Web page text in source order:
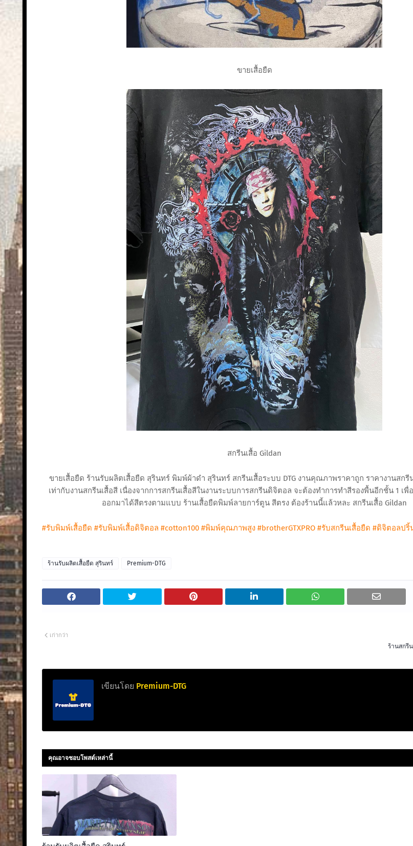
ขายเสื้อยืด
สกรีนเสื้อ Gildan
ขายเสื้อยืด ร้านรับผลิตเสื้อยืด สุรินทร์ พิมพ์ผ้าดำ สุรินทร์ สกรีนเสื้อระบบ DTG งานคุณภาพราคาถูก ราคางานสกรี
เท่ากับงานสกรีนเสื้อสี เนื่องจากการสกรีนเสื้อสีในงานระบบการสกรีนดิจิตอล จะต้องทำการทำสีรองพื้นอีกชั้น 1 เพื่
ออกมาได้สีตรงตามแบบ ร้านเสื้อยืดพิมพ์ลายการ์ตูน สีตรง ต้องร้านนี้แล้วหละ สกรีนเสื้อ Gildan
#รับพิมพ์เสื้อยืด #รับพิมพ์เสื้อดิจิตอล #cotton100 #พิมพ์คุณภาพสูง #brotherGTXPRO #รับสกรีนเสื้อยืด #ดิจิตอลปริ้
ร้านรับผลิตเสื้อยืด สุรินทร์ Premium-DTG
ร้านสกรีน
เก่ากว่า
เขียนโดย Premium-DTG
คุณอาจชอบโพสต์เหล่านี้